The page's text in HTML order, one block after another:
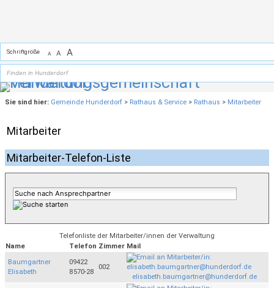
Schriftgröße A A A
Sie sind hier: Gemeinde Hunderdorf > Rathaus & Service > Rathaus > Mitarbeiter
Mitarbeiter
Mitarbeiter-Telefon-Liste
Telefonliste der Mitarbeiter/innen der Verwaltung
Name
Telefon Zimmer Mail
Baumgartner
Elisabeth
09422
8570-28
002
elisabeth.baumgartner@hunderdorf.de